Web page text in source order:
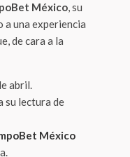
México, su
una experiencia
de cara a la
abril.
su lectura de
México